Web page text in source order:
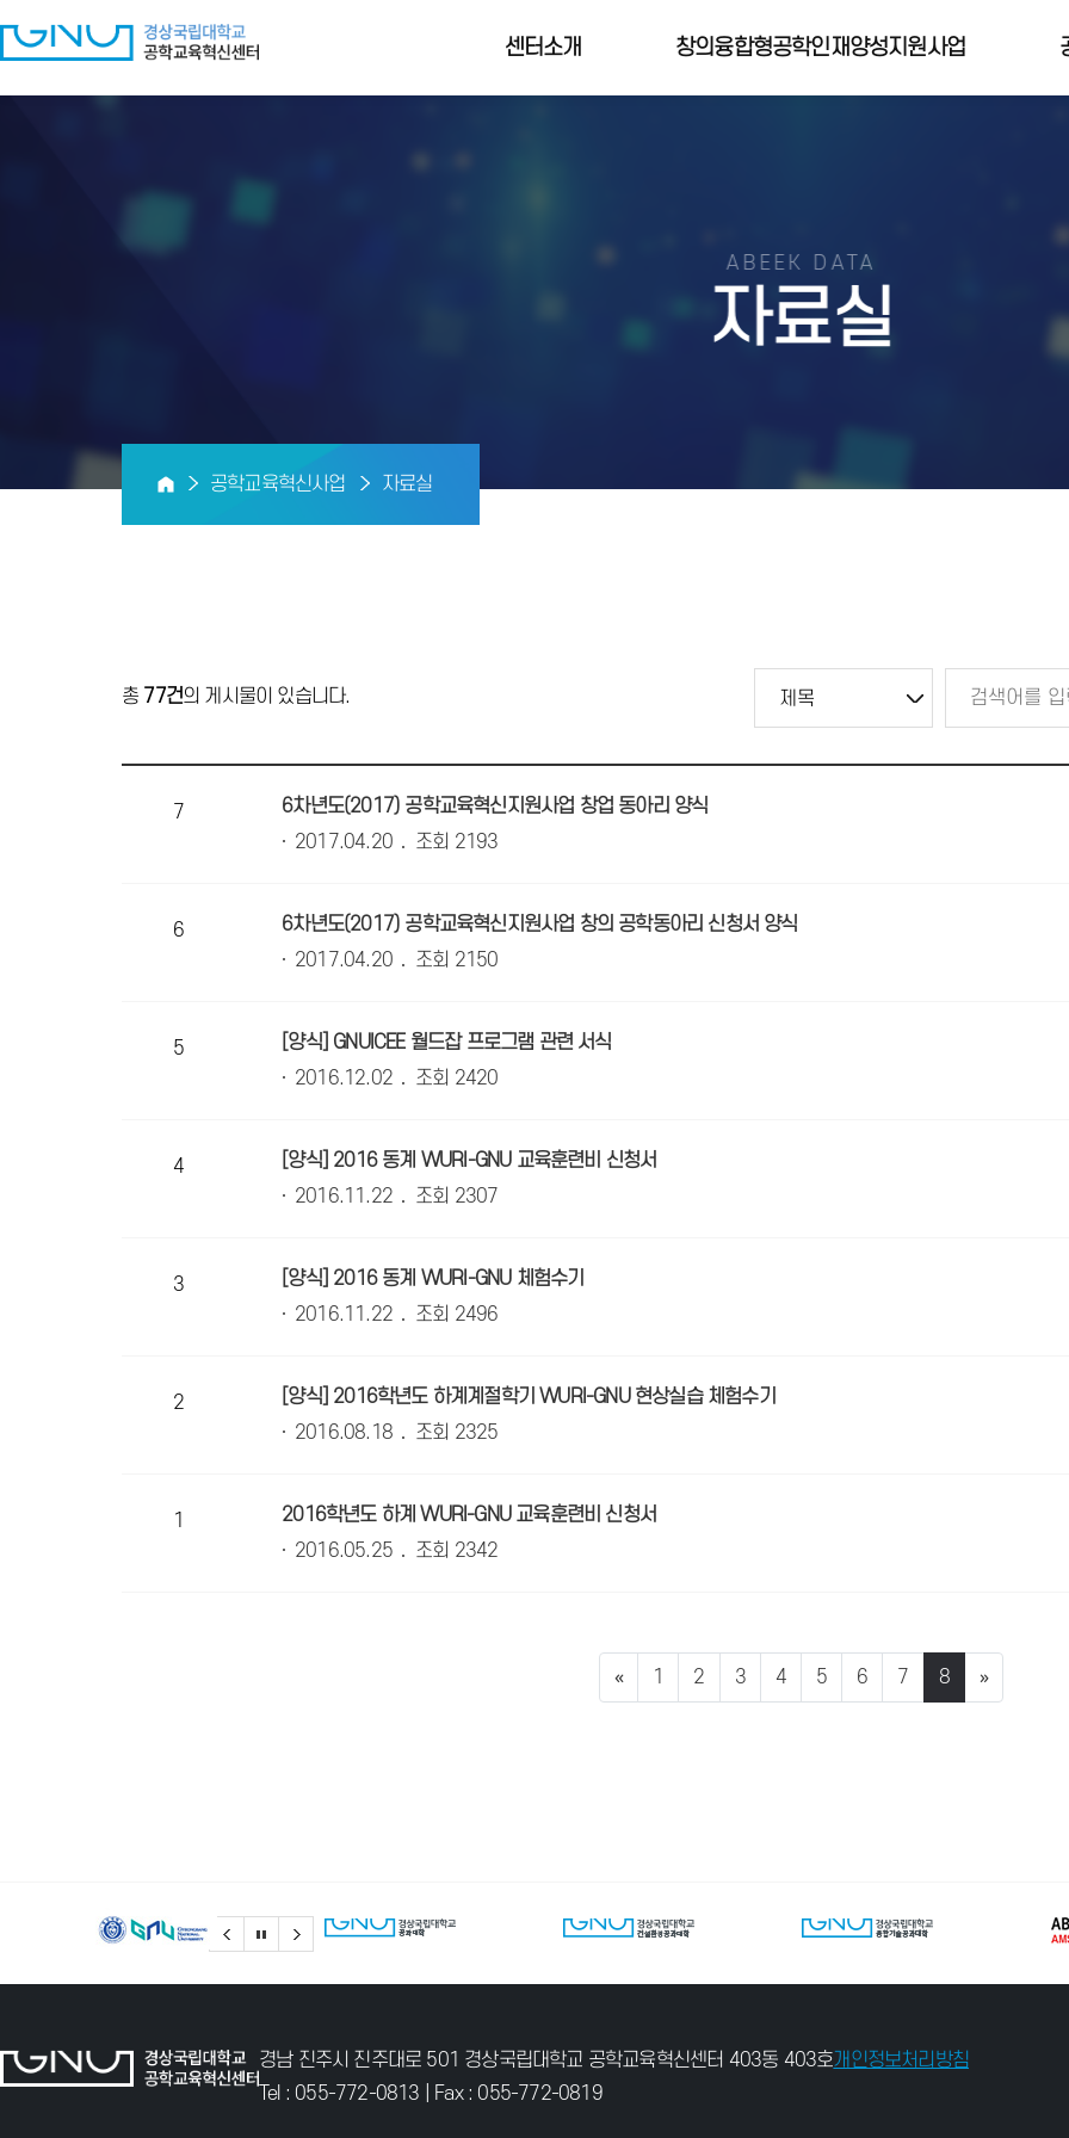
센터소개 창의융합형공학인재양성지원사업
ABEEK DATA
자료실
공학교육혁신사업 자료실
총 77건의 게시물이 있습니다.
7
6차년도(2017) 공학교육혁신지원사업 창업 동아리 양식
2017.04.20
조회 2193
6
6차년도(2017) 공학교육혁신지원사업 창의 공학동아리 신청서 양식
2017.04.20
조회 2150
5
[양식] GNUICEE 월드잡 프로그램 관련 서식
2016.12.02
조회 2420
4
[양식] 2016 동계 WURI-GNU 교육훈련비 신청서
2016.11.22
조회 2307
3
[양식] 2016 동계 WURI-GNU 체험수기
2016.11.22
조회 2496
2
[양식] 2016학년도 하계계절학기 WURI-GNU 현상실습 체험수기
2016.08.18
조회 2325
1
2016학년도 하계 WURI-GNU 교육훈련비 신청서
2016.05.25
조회 2342
« 1 2 3 4 5 6 7 8 »
경남 진주시 진주대로 501 경상국립대학교 공학교육혁신센터 403동 403호
Tel : 055-772-0813 | Fax : 055-772-0819
개인정보처리방침